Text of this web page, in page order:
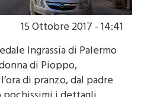
15 Ottobre 2017 - 14:41
Ingrassia di Palermo
di Pioppo,